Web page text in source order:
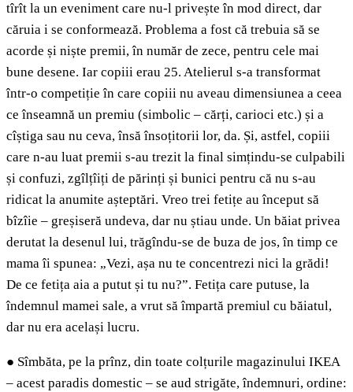
tîrît la un eveniment care nu-l privește în mod direct, dar
căruia i se conformează. Problema a fost că trebuia să se
acorde și niște premii, în număr de zece, pentru cele mai
bune desene. Iar copiii erau 25. Atelierul s-a transformat
într-o competiție în care copiii nu aveau dimensiunea a ceea
ce înseamnă un premiu (simbolic – cărți, carioci etc.) și a
cîștiga sau nu ceva, însă însoțitorii lor, da. Și, astfel, copiii
care n-au luat premii s-au trezit la final simțindu-se culpabili
și confuzi, zgîlțîiți de părinți și bunici pentru că nu s-au
ridicat la anumite așteptări. Vreo trei fetițe au început să
bîzîie – greșiseră undeva, dar nu știau unde. Un băiat privea
derutat la desenul lui, trăgîndu-se de buza de jos, în timp ce
mama îi spunea: „Vezi, așa nu te concentrezi nici la grădi!
De ce fetița aia a putut și tu nu?”. Fetița care putuse, la
îndemnul mamei sale, a vrut să împartă premiul cu băiatul,
dar nu era același lucru.
● Sîmbăta, pe la prînz, din toate colțurile magazinului IKEA
– acest paradis domestic – se aud strigăte, îndemnuri, ordine: